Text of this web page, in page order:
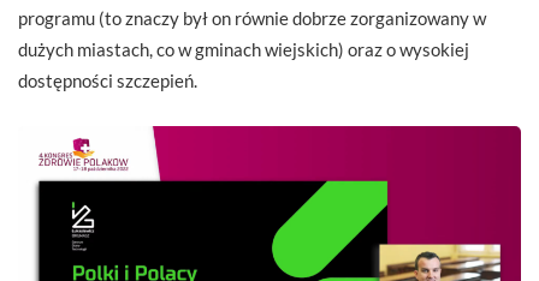
programu (to znaczy był on równie dobrze zorganizowany w
dużych miastach, co w gminach wiejskich) oraz o wysokiej
dostępności szczepień.